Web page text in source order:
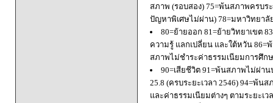
สภาพ (รอบสอง) 75=พ้นสภาพครบ
ปัญหาพิเศษไม่ผ่าน) 78=มหาวิทยา
80=ย้ายออก 81=ย้ายวิทยาเขต
ความรู้ แลกเปลี่ยน และใต้หวัน
สภาพไม่ชำระค่าธรรมเนียมการศึก
90=เสียชีวิต 91=พ้นสภาพไม่ผ่า
25.8 (ครบระยะเวลา 2546) 94=พ้
และค่าธรรมเนียมต่างๆ ตามระยะเ